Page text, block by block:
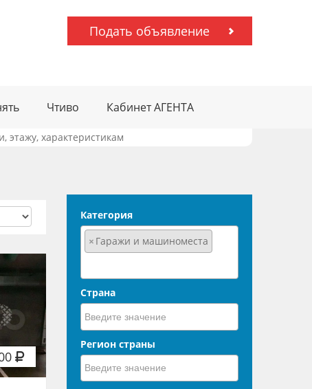
Подать объявление
Чтиво Кабинет АГЕНТА
характеристикам
Категория
× Гаражи и машиноместа
Страна
Регион страны